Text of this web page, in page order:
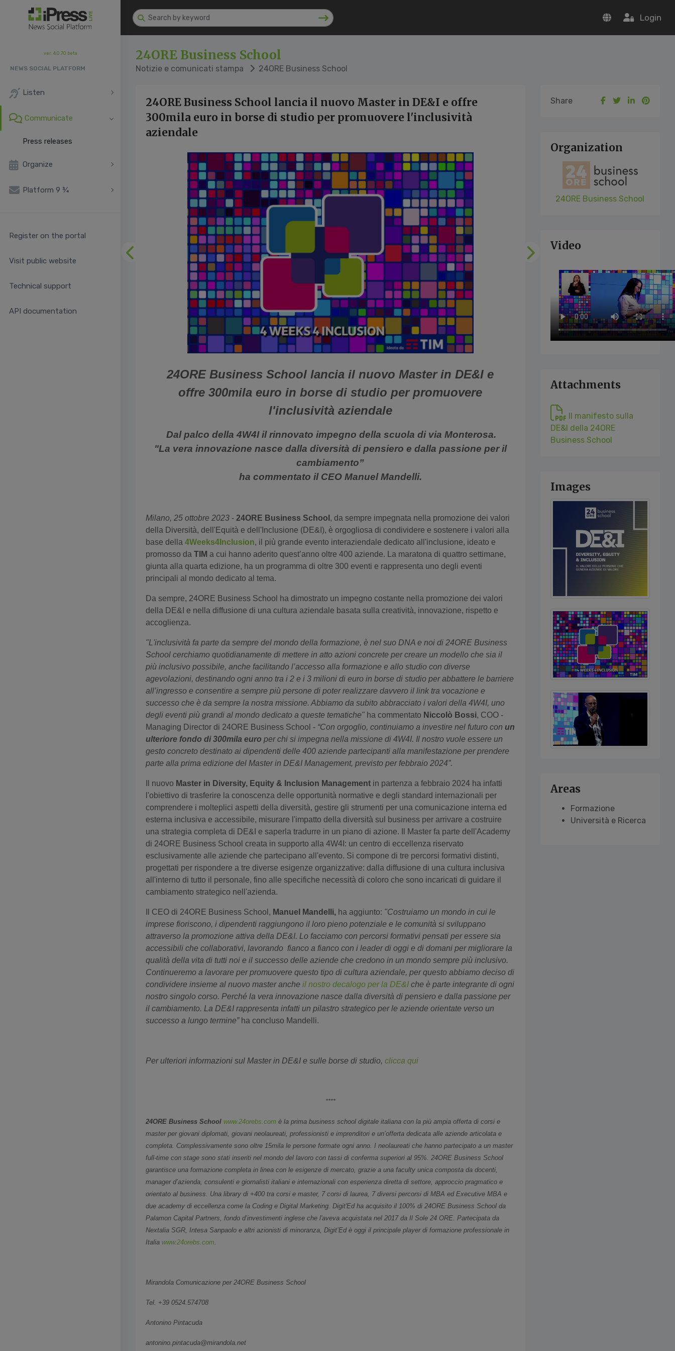
Login
ver. 4.0.70 beta
NEWS SOCIAL PLATFORM
Listen
Communicate
Press releases
Organize
Platform 9 ¾
Register on the portal
Visit public website
Technical support
API documentation
24ORE Business School
Notizie e comunicati stampa 24ORE Business School
24ORE Business School lancia il nuovo Master in DE&I e offre
300mila euro in borse di studio per promuovere l'inclusività
aziendale
Previous Following
24ORE Business School lancia il nuovo Master in DE&I e
offre 300mila euro in borse di studio per promuovere
l'inclusività aziendale
Dal palco della 4W4I il rinnovato impegno della scuola di via Monterosa.
"La vera innovazione nasce dalla diversità di pensiero e dalla passione per il
cambiamento”
ha commentato il CEO Manuel Mandelli.
Milano, 25 ottobre 2023 - 24ORE Business School , da sempre impegnata nella promozione dei valori
della Diversità, dell'Equità e dell'Inclusione (DE&I), è orgogliosa di condividere e sostenere i valori alla
base della 4Weeks4Inclusion, il più grande evento interaziendale dedicato all'inclusione, ideato e
promosso da TIM a cui hanno aderito quest’anno oltre 400 aziende. La maratona di quattro settimane,
giunta alla quarta edizione, ha un programma di oltre 300 eventi e rappresenta uno degli eventi
principali al mondo dedicato al tema.
Da sempre, 24ORE Business School ha dimostrato un impegno costante nella promozione dei valori
della DE&I e nella diffusione di una cultura aziendale basata sulla creatività, innovazione, rispetto e
accoglienza.
"L'inclusività fa parte da sempre del mondo della formazione, è nel suo DNA e noi di 24ORE Business
School cerchiamo quotidianamente di mettere in atto azioni concrete per creare un modello che sia il
più inclusivo possibile, anche facilitando l’accesso alla formazione e allo studio con diverse
agevolazioni, destinando ogni anno tra i 2 e i 3 milioni di euro in borse di studio per abbattere le barriere
all’ingresso e consentire a sempre più persone di poter realizzare davvero il link tra vocazione e
successo che è da sempre la nostra missione. Abbiamo da subito abbracciato i valori della 4W4I, uno
degli eventi più grandi al mondo dedicato a queste tematiche" ha commentato Niccolò Bossi, COO -
Managing Director di 24ORE Business School - “Con orgoglio, continuiamo a investire nel futuro con un
ulteriore fondo di 300mila euro per chi si impegna nella missione di 4W4I. Il nostro vuole essere un
gesto concreto destinato ai dipendenti delle 400 aziende partecipanti alla manifestazione per prendere
parte alla prima edizione del Master in DE&I Management, previsto per febbraio 2024”.
Il nuovo Master in Diversity, Equity & Inclusion Management in partenza a febbraio 2024 ha infatti
l'obiettivo di trasferire la conoscenza delle opportunità normative e degli standard internazionali per
comprendere i molteplici aspetti della diversità, gestire gli strumenti per una comunicazione interna ed
esterna inclusiva e accessibile, misurare l'impatto della diversità sul business per arrivare a costruire
una strategia completa di DE&I e saperla tradurre in un piano di azione. Il Master fa parte dell'Academy
di 24ORE Business School creata in supporto alla 4W4I: un centro di eccellenza riservato
esclusivamente alle aziende che partecipano all'evento. Si compone di tre percorsi formativi distinti,
progettati per rispondere a tre diverse esigenze organizzative: dalla diffusione di una cultura inclusiva
all'interno di tutto il personale, fino alle specifiche necessità di coloro che sono incaricati di guidare il
cambiamento strategico nell'azienda.
Il CEO di 24ORE Business School, Manuel Mandelli, ha aggiunto: "Costruiamo un mondo in cui le
imprese fioriscono, i dipendenti raggiungono il loro pieno potenziale e le comunità si sviluppano
attraverso la promozione attiva della DE&I. Lo facciamo con percorsi formativi pensati per essere sia
accessibili che collaborativi, lavorando fianco a fianco con i leader di oggi e di domani per migliorare la
qualità della vita di tutti noi e il successo delle aziende che credono in un mondo sempre più inclusivo.
Continueremo a lavorare per promuovere questo tipo di cultura aziendale, per questo abbiamo deciso di
condividere insieme al nuovo master anche il nostro decalogo per la DE&I che è parte integrante di ogni
nostro singolo corso. Perché la vera innovazione nasce dalla diversità di pensiero e dalla passione per
il cambiamento. La DE&I rappresenta infatti un pilastro strategico per le aziende orientate verso un
successo a lungo termine”ha concluso Mandelli.
Per ulteriori informazioni sul Master in DE&I e sulle borse di studio, clicca qui
****
24ORE Business School www.24orebs.com è la prima business school digitale italiana con la più ampia offerta di corsi e
master per giovani diplomati, giovani neolaureati, professionisti e imprenditori e un’offerta dedicata alle aziende articolata e
completa. Complessivamente sono oltre 15mila le persone formate ogni anno. I neolaureati che hanno partecipato a un master
full-time con stage sono stati inseriti nel mondo del lavoro con tassi di conferma superiori al 95%. 24ORE Business School
garantisce una formazione completa in linea con le esigenze di mercato, grazie a una faculty unica composta da docenti,
manager d’azienda, consulenti e giornalisti italiani e internazionali con esperienza diretta di settore, approccio pragmatico e
orientato al business. Una library di +400 tra corsi e master, 7 corsi di laurea, 7 diversi percorsi di MBA ed Executive MBA e
due academy di eccellenza come la Coding e Digital Marketing. Digit'Ed ha acquisito il 100% di 24ORE Business School da
Palamon Capital Partners, fondo d’investimenti inglese che l'aveva acquistata nel 2017 da Il Sole 24 ORE. Partecipata da
Nextalia SGR, Intesa Sanpaolo e altri azionisti di minoranza, Digit’Ed è oggi il principale player di formazione professionale in
Italia www.24orebs.com.
Mirandola Comunicazione per 24ORE Business School
Tel. +39 0524.574708
Antonino Pintacuda
antonino.pintacuda@mirandola.net
Share
Organization
24ORE Business School
Video
Attachments
Il manifesto sulla
DE&I della 24ORE
Business School
Images
Areas
Formazione
Università e Ricerca